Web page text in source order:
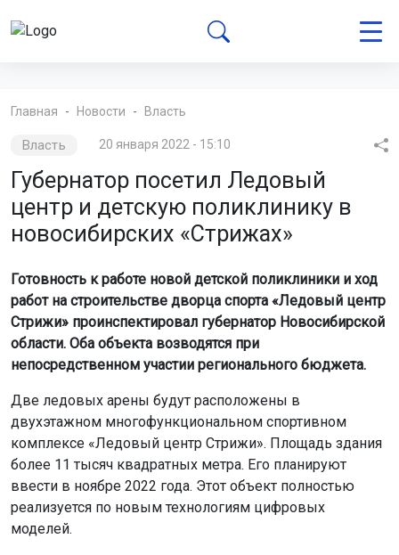
Главная Новости Власть
Власть 20 января 2022 - 15:10
Губернатор посетил Ледовый
центр и детскую поликлинику в
новосибирских «Стрижах»
Готовность к работе новой детской поликлиники и ход
работ на строительстве дворца спорта «Ледовый центр
Стрижи» проинспектировал губернатор Новосибирской
области. Оба объекта возводятся при
непосредственном участии регионального бюджета.
Две ледовых арены будут расположены в
двухэтажном многофункциональном спортивном
комплексе «Ледовый центр Стрижи». Площадь здания
более 11 тысяч квадратных метра. Его планируют
ввести в ноябре 2022 года. Этот объект полностью
реализуется по новым технологиям цифровых
моделей.